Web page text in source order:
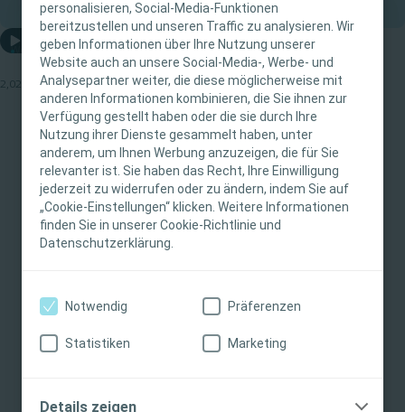
personalisieren, Social-Media-Funktionen
bereitzustellen und unseren Traffic zu analysieren. Wir
geben Informationen über Ihre Nutzung unserer
Website auch an unsere Social-Media-, Werbe- und
Analysepartner weiter, die diese möglicherweise mit
anderen Informationen kombinieren, die Sie ihnen zur
Verfügung gestellt haben oder die sie durch Ihre
Nutzung ihrer Dienste gesammelt haben, unter
anderem, um Ihnen Werbung anzuzeigen, die für Sie
relevanter ist. Sie haben das Recht, Ihre Einwilligung
jederzeit zu widerrufen oder zu ändern, indem Sie auf
„Cookie-Einstellungen“ klicken. Weitere Informationen
finden Sie in unserer Cookie-Richtlinie und
Datenschutzerklärung.
Notwendig Präferenzen
Statistiken Marketing
Details zeigen
WICHTIGER HINWEIS
Diese Website richtet sich nur an medizinisches
Fachpersonal. Der Inhalt der Website ist für
fachliche Informations- und Fortbildungszwecke
bestimmt. Coloplast bietet keinen individuellen
medizinischen Rat. Die Verantwortung für die
individuelle Patientenversorgung liegt beim
medizinischen Fachpersonal. Detaillierte
Produktinformationen zu den vorgestellten
Produkten, einschließlich Anwendungshinweise,
Vorsichtsmaßnahmen und Warnhinweisen,
finden Sie in der Gebrauchsanweisung (IFU) des
Produkts, die vor der Verwendung sorgfältig zu
Ich bin eine medizinische Fachkraft
Video abspielen
Was ist Transanale Irrigation?
2,02 Min.
Ähnliche Inhalte